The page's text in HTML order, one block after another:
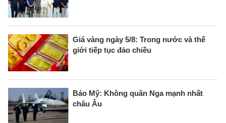
Giá vàng ngày 5/8: Trong nước và thế
giới tiếp tục đảo chiều
Báo Mỹ: Không quân Nga mạnh nhất
châu Âu